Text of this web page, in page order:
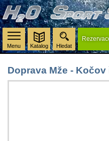
Menu Hledat
Doprava Mže - Kočov
Katalog